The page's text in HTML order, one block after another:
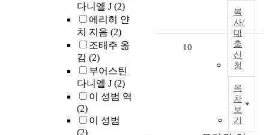
다니엘 J (2)
에리히 얀
치 지음 (2)
조태주 옮
김 (2)
부어스틴
다니엘 J (2)
이 성범 역
(2)
이 성범
(2)
복
사/
대
출
신
청
목
차
보
기
10